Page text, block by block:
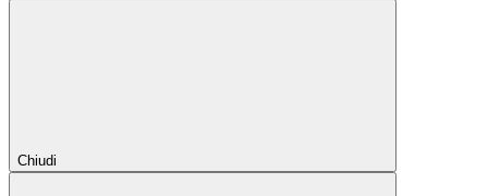
Chiudi